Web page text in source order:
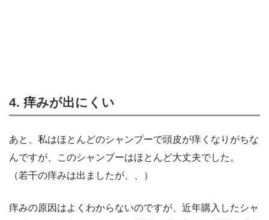
4. 痒みが出にくい
あと、私はほとんどのシャンプーで頭皮が痒くなりがちな
んですが、このシャンプーはほとんど大丈夫でした。
（若干の痒みは出ましたが、、）
痒みの原因はよくわからないのですが、近年購入したシャ